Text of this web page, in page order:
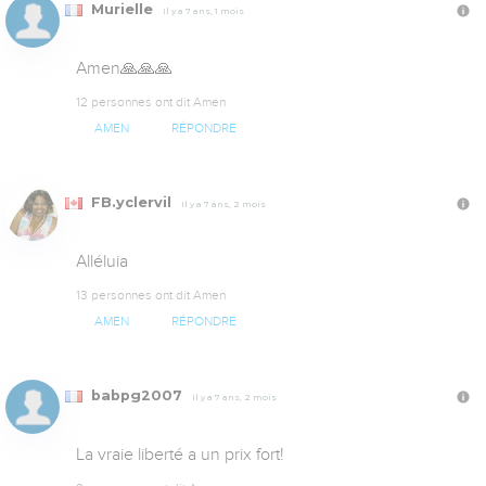
Murielle Il y a 7 ans, 1 mois
Amen🙏🙏🙏
12 personnes ont dit Amen
AMEN RÉPONDRE
FB.yclervil Il y a 7 ans, 2 mois
Alléluia
13 personnes ont dit Amen
AMEN RÉPONDRE
babpg2007 Il y a 7 ans, 2 mois
La vraie liberté a un prix fort!